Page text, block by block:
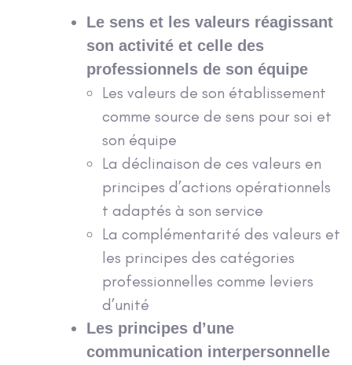
Le sens et les valeurs réagissant
son activité et celle des
professionnels de son équipe
Les valeurs de son établissement
comme source de sens pour soi et
son équipe
La déclinaison de ces valeurs en
principes d’actions opérationnels
t adaptés à son service
La complémentarité des valeurs et
les principes des catégories
professionnelles comme leviers
d’unité
Les principes d’une
communication interpersonnelle